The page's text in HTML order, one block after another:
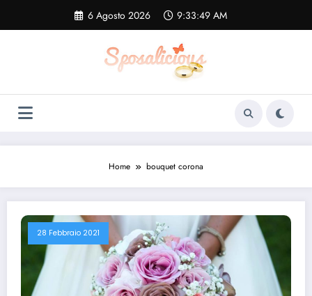
contenuto
6 Agosto 2026 9:33:49 AM
Home bouquet corona
28 Febbraio 2021